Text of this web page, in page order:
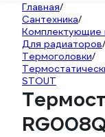
Главная/
Сантехника/
Комплектующие
Для радиаторов/
Термоголовки/
STOUT